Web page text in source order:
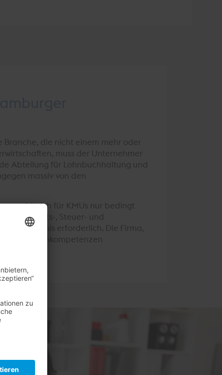
die nicht einem mehr oder
muss der Unternehmer
Abteilung für Lohnbuchhaltung und
massiv von den
zahlt sich für KMUs nur bedingt
Wirtschafts-, Steuer- und
erforderlich. Die Firma,
ihre Kernkompetenzen